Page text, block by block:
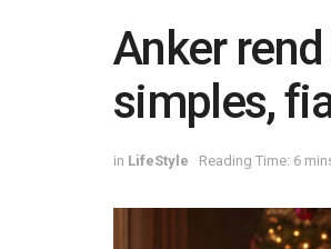
Anker
simples,
in LifeStyle Reading Time: 6